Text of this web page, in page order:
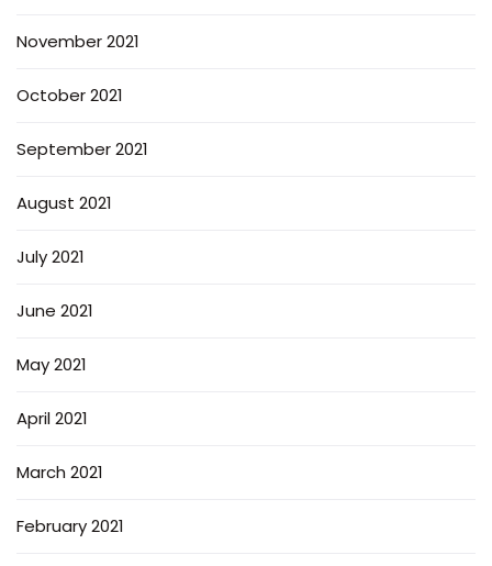
November 2021
October 2021
September 2021
August 2021
July 2021
June 2021
May 2021
April 2021
March 2021
February 2021